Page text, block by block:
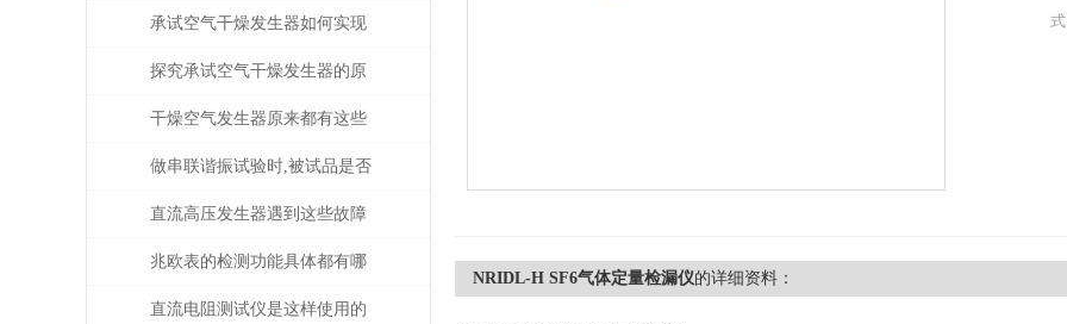
备绝缘维护的守护者
承试空气干燥发生器如何实现
自动化控制？
探究承试空气干燥发生器的原
理与应用
干燥空气发生器原来都有这些
性能和特点
做串联谐振试验时,被试品是否
被击穿该如何判断？
直流高压发生器遇到这些故障
该如何处理？
兆欧表的检测功能具体都有哪
些？
直流电阻测试仪是这样使用的
NRIDL-H SF6气体定量检漏仪的详细资料：